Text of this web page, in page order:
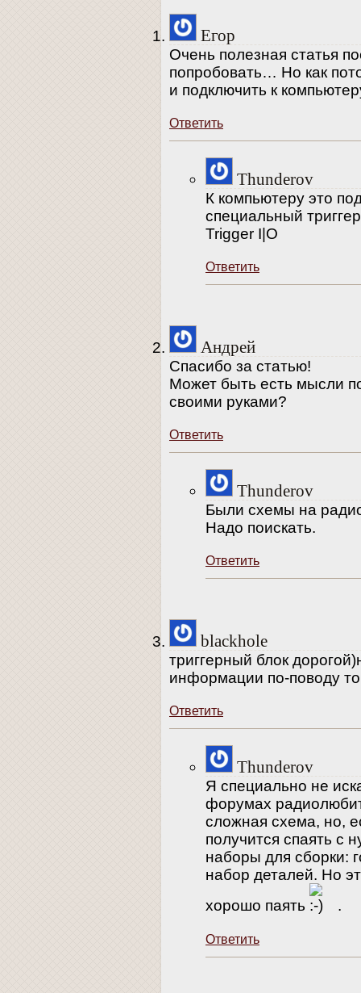
Егор
Очень полезная статья
попробовать… Но как
и подключить к
Ответить
Thunderov
К компьютеру это
специальный
Trigger I|O
Ответить
Андрей
Спасибо за статью!
Может быть есть мысли
своими руками?
Ответить
Thunderov
Были схемы на
Надо поискать.
Ответить
blackhole
триггерный блок
информации по-поводу
Ответить
Thunderov
Я специально не
форумах
сложная схема, но,
получится спаять с
наборы для сборки:
набор деталей. Но
хорошо паять
.
Ответить